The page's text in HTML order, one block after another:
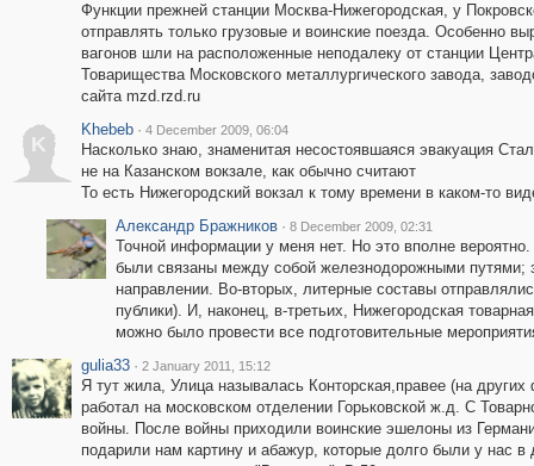
Функции прежней станции Москва-Нижегородская, у
отправлять только грузовые и воинские поезда. Особенно
вагонов шли на расположенные неподалеку от станции
Товарищества Московского металлургического завода,
сайта mzd.rzd.ru
K
Khebeb · 4 December 2009, 06:04
Насколько знаю, знаменитая несостоявшаяся эвакуация
не на Казанском вокзале, как обычно считают
То есть Нижегородский вокзал к тому времени в каком-то
Александр Бражников · 8 December 2009, 02:31
Точной информации у меня нет. Но это вполне
были связаны между собой железнодорожными путями;
направлении. Во-вторых, литерные составы
публики). И, наконец, в-третьих, Нижегородская
можно было провести все подготовительные
gulia33 · 2 January 2011, 15:12
Я тут жила, Улица называлась Конторская,правее (на
работал на московском отделении Горьковской ж.д. С
войны. После войны приходили воинские эшелоны из
подарили нам картину и абажур, которые долго были у